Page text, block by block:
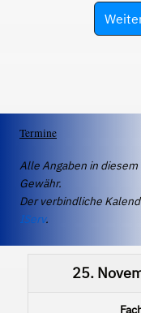
Termine
Alle Angaben in
Gewähr.
Der verbindliche
IServ.
25.